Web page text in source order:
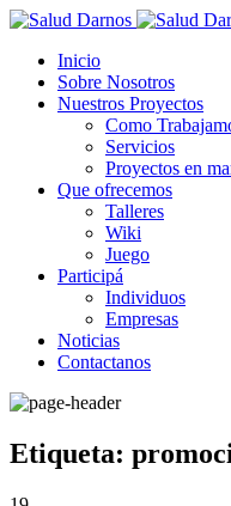
Inicio
Sobre Nosotros
Nuestros Proyectos
Como
Servicios
Proyectos en
Que ofrecemos
Talleres
Wiki
Juego
Participá
Individuos
Empresas
Noticias
Contactanos
Etiqueta: